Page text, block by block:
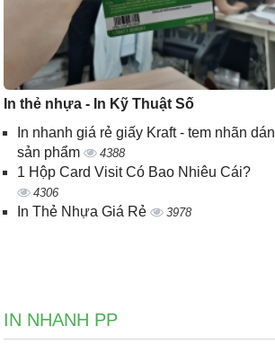
In thẻ nhựa - In Kỹ Thuật Số
In nhanh giá rẻ giấy Kraft - tem nhãn dán
sản phẩm
4388
1 Hộp Card Visit Có Bao Nhiêu Cái?
4306
In Thẻ Nhựa Giá Rẻ 3978
IN NHANH PP